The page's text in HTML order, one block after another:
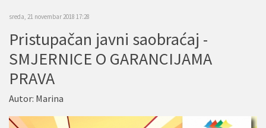
sreda, 21 novembar 2018 17:28
Pristupačan javni saobraćaj -
SMJERNICE O GARANCIJAMA
PRAVA
Autor: Marina